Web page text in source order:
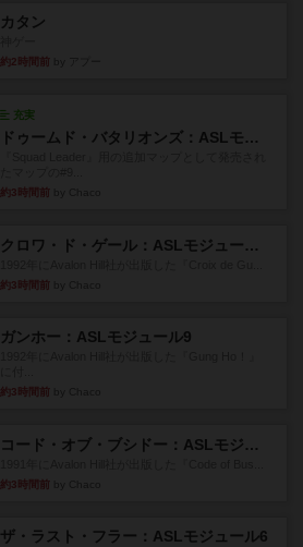
カタン
約2時間前
充実
ドゥームド・バタリオンズ：ASLモジュール11
約3時間前
クロワ・ド・ゲール：ASLモジュール10
約3時間前
ガンホー：ASLモジュール9
約3時間前
コード・オブ・ブシドー：ASLモジュール8
約3時間前
ザ・ラスト・フラー：ASLモジュール6